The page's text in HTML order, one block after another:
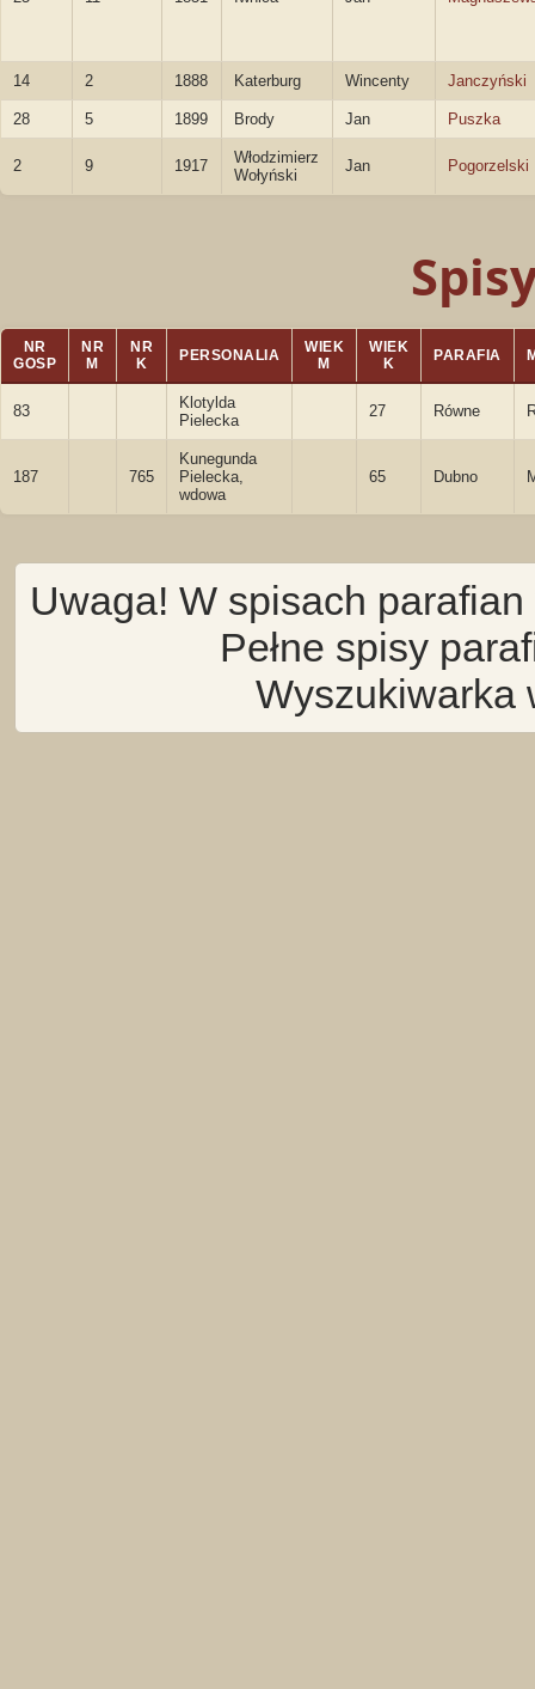
14 2 1888 Katerburg Wincenty Janczyński
28 5 1899 Brody Jan Puszka
2 9 1917
Włodzimierz
Wołyński
Jan Pogorzelski
NR
GOSP
NR
M
NR
K
PERSONALIA
WIEK
M
WIEK
K
PARAFIA
83
Klotylda
Pielecka
27 Równe
187 765
Kunegunda
Pielecka,
wdowa
65 Dubno
Uwaga! W spisach
Pełne spisy
Wyszukiwarka